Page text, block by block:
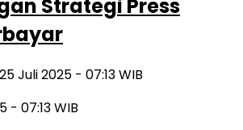
Strategi Press
Juli 2025 - 07:13 WIB
- 07:13 WIB